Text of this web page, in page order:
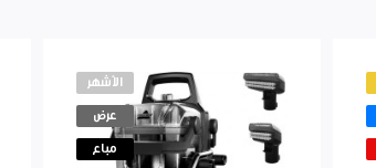
الأشهر
عرض
مباع